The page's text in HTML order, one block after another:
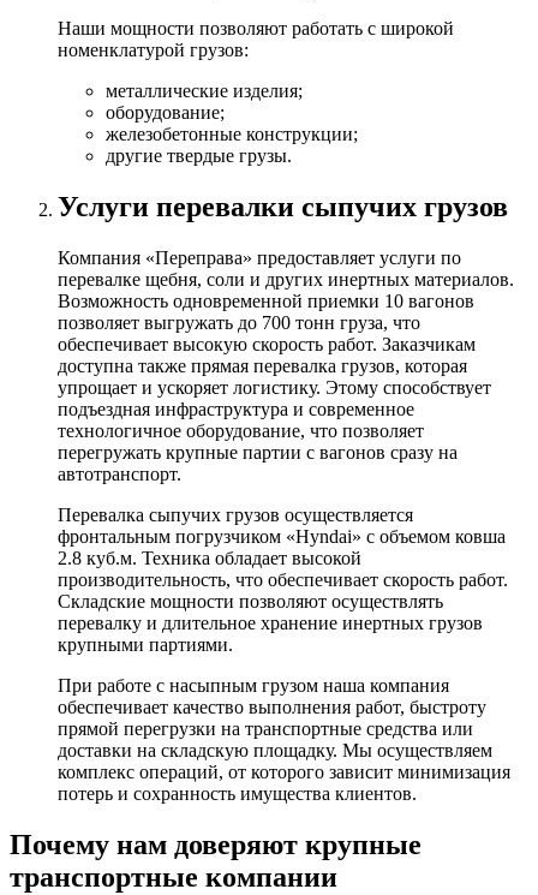
Наши мощности позволяют работать с широкой
номенклатурой грузов:
металлические изделия;
оборудование;
железобетонные конструкции;
другие твердые грузы.
Услуги перевалки сыпучих грузов
Компания «Переправа» предоставляет услуги по
перевалке щебня, соли и других инертных материалов.
Возможность одновременной приемки 10 вагонов
позволяет выгружать до 700 тонн груза, что
обеспечивает высокую скорость работ. Заказчикам
доступна также прямая перевалка грузов, которая
упрощает и ускоряет логистику. Этому способствует
подъездная инфраструктура и современное
технологичное оборудование, что позволяет
перегружать крупные партии с вагонов сразу на
автотранспорт.
Перевалка сыпучих грузов осуществляется
фронтальным погрузчиком «Hyndai» с объемом ковша
2.8 куб.м. Техника обладает высокой
производительность, что обеспечивает скорость работ.
Складские мощности позволяют осуществлять
перевалку и длительное хранение инертных грузов
крупными партиями.
При работе с насыпным грузом наша компания
обеспечивает качество выполнения работ, быстроту
прямой перегрузки на транспортные средства или
доставки на складскую площадку. Мы осуществляем
комплекс операций, от которого зависит минимизация
потерь и сохранность имущества клиентов.
Почему нам доверяют крупные
транспортные компании